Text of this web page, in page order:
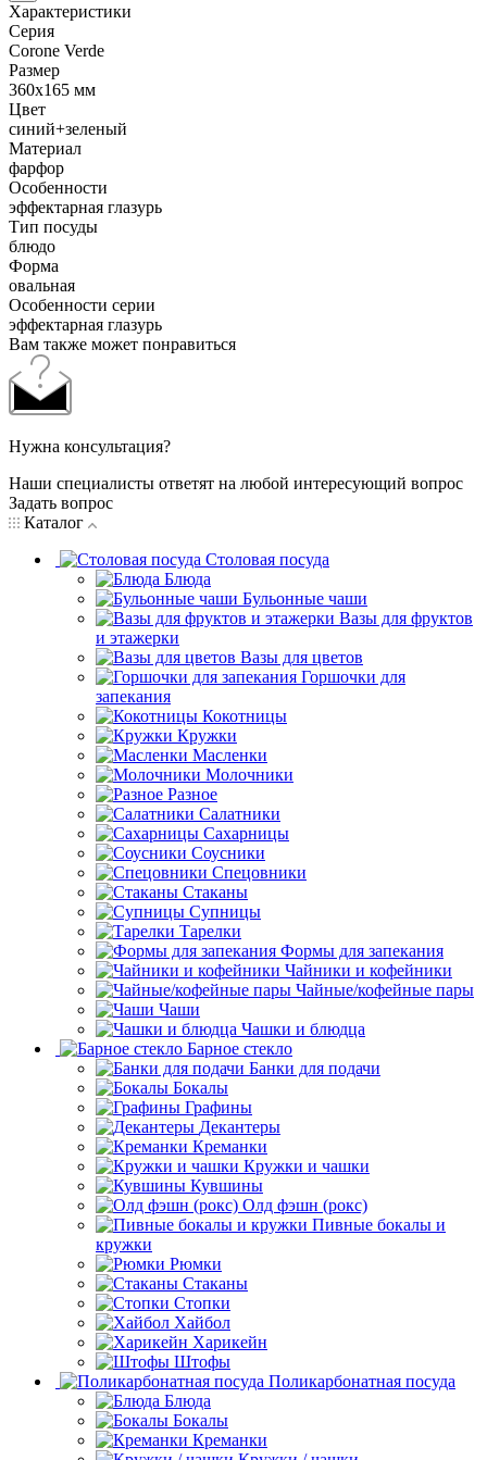
Характеристики
Серия
Corone Verde
Размер
360х165 мм
Цвет
синий+зеленый
Материал
фарфор
Особенности
эффектарная глазурь
Тип посуды
блюдо
Форма
овальная
Особенности серии
эффектарная глазурь
Вам также может понравиться
Нужна консультация?
Наши специалисты ответят на любой интересующий вопрос
Задать вопрос
Каталог
Столовая посуда
Блюда
Бульонные чаши
Вазы для фруктов
и этажерки
Вазы для цветов
Горшочки для
запекания
Кокотницы
Кружки
Масленки
Молочники
Разное
Салатники
Сахарницы
Соусники
Спецовники
Стаканы
Супницы
Тарелки
Формы для запекания
Чайники и кофейники
Чайные/кофейные пары
Чаши
Чашки и блюдца
Барное стекло
Банки для подачи
Бокалы
Графины
Декантеры
Креманки
Кружки и чашки
Кувшины
Олд фэшн (рокс)
Пивные бокалы и
кружки
Рюмки
Стаканы
Стопки
Хайбол
Харикейн
Штофы
Поликарбонатная посуда
Блюда
Бокалы
Креманки